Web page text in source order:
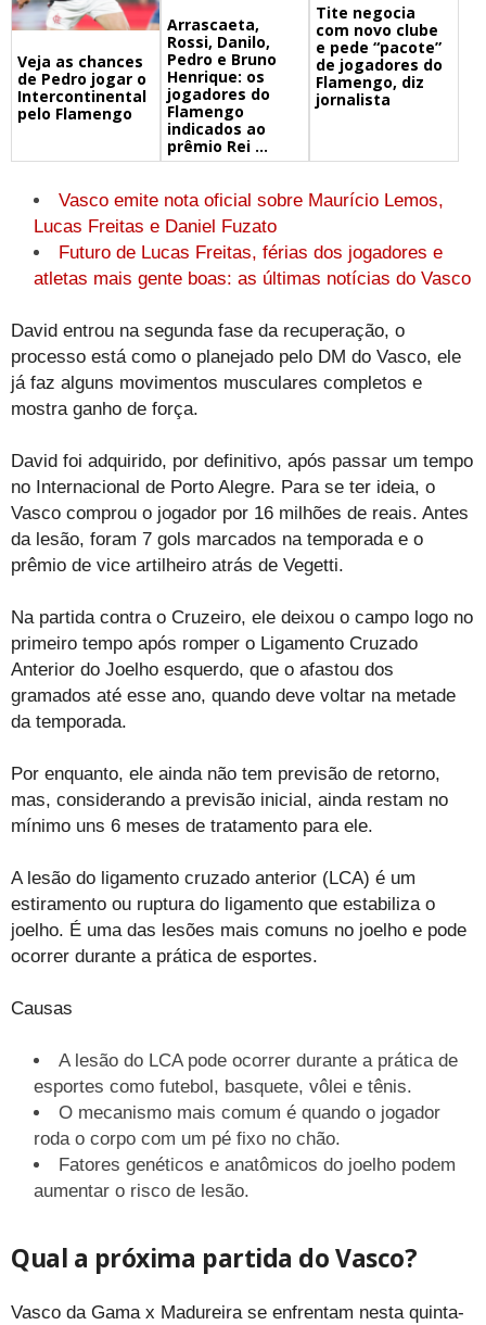
Veja as chances
de Pedro jogar o
Intercontinental
pelo Flamengo
Arrascaeta,
Rossi, Danilo,
Pedro e Bruno
Henrique: os
jogadores do
Flamengo
indicados ao
prêmio Rei ...
Tite negocia
com novo clube
e pede “pacote”
de jogadores do
Flamengo, diz
jornalista
Vasco emite nota oficial sobre Maurício Lemos,
Lucas Freitas e Daniel Fuzato
Futuro de Lucas Freitas, férias dos jogadores e
atletas mais gente boas: as últimas notícias do Vasco
David entrou na segunda fase da recuperação, o
processo está como o planejado pelo DM do Vasco, ele
já faz alguns movimentos musculares completos e
mostra ganho de força.
David foi adquirido, por definitivo, após passar um tempo
no Internacional de Porto Alegre. Para se ter ideia, o
Vasco comprou o jogador por 16 milhões de reais. Antes
da lesão, foram 7 gols marcados na temporada e o
prêmio de vice artilheiro atrás de Vegetti.
Na partida contra o Cruzeiro, ele deixou o campo logo no
primeiro tempo após romper o Ligamento Cruzado
Anterior do Joelho esquerdo, que o afastou dos
gramados até esse ano, quando deve voltar na metade
da temporada.
Por enquanto, ele ainda não tem previsão de retorno,
mas, considerando a previsão inicial, ainda restam no
mínimo uns 6 meses de tratamento para ele.
A lesão do ligamento cruzado anterior (LCA) é um
estiramento ou ruptura do ligamento que estabiliza o
joelho. É uma das lesões mais comuns no joelho e pode
ocorrer durante a prática de esportes.
Causas
A lesão do LCA pode ocorrer durante a prática de
esportes como futebol, basquete, vôlei e tênis.
O mecanismo mais comum é quando o jogador
roda o corpo com um pé fixo no chão.
Fatores genéticos e anatômicos do joelho podem
aumentar o risco de lesão.
Qual a próxima partida do Vasco?
Vasco da Gama x Madureira se enfrentam nesta quinta-